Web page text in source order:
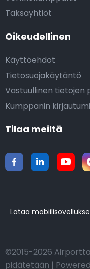
Taksayhtiöt
Oikeudellinen
Käyttöehdot
Tietosuojakäytäntö
Vastuullinen tietojen
Kumppanin
Tilaa meiltä
Lataa
©2015-2026
pidätetään |